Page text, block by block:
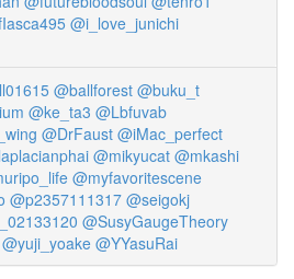
@i_love_junichi
@ballforest @buku_t
@ke_ta3 @Lbfuvab
@DrFaust @iMac_perfect
@mikyucat @mkashi
@myfavoritescene
@p2357111317 @seigokj
@SusyGaugeTheory
@yuji_yoake @YYasuRai